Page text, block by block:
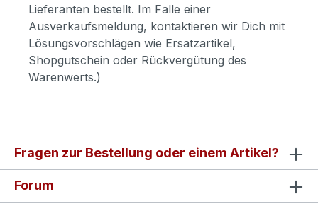
Lieferanten bestellt. Im Falle einer
Ausverkaufsmeldung, kontaktieren wir Dich mit
Lösungsvorschlägen wie Ersatzartikel,
Shopgutschein oder Rückvergütung des
Warenwerts.)
Fragen zur Bestellung oder einem Artikel?
Forum